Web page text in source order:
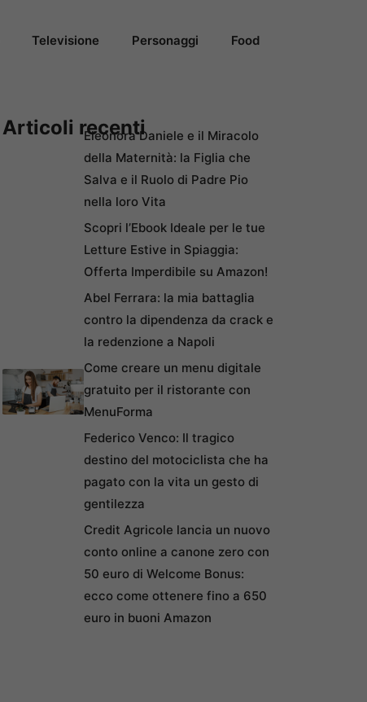
Televisione Personaggi Food
Articoli recentiEleonora Daniele e il Miracolo
della Maternità: la Figlia che
Salva e il Ruolo di Padre Pio
nella loro Vita
Scopri l’Ebook Ideale per le tue
Letture Estive in Spiaggia:
Offerta Imperdibile su Amazon!
Abel Ferrara: la mia battaglia
contro la dipendenza da crack e
la redenzione a Napoli
Come creare un menu digitale
gratuito per il ristorante con
MenuForma
Federico Venco: Il tragico
destino del motociclista che ha
pagato con la vita un gesto di
gentilezza
Credit Agricole lancia un nuovo
conto online a canone zero con
50 euro di Welcome Bonus:
ecco come ottenere fino a 650
euro in buoni Amazon